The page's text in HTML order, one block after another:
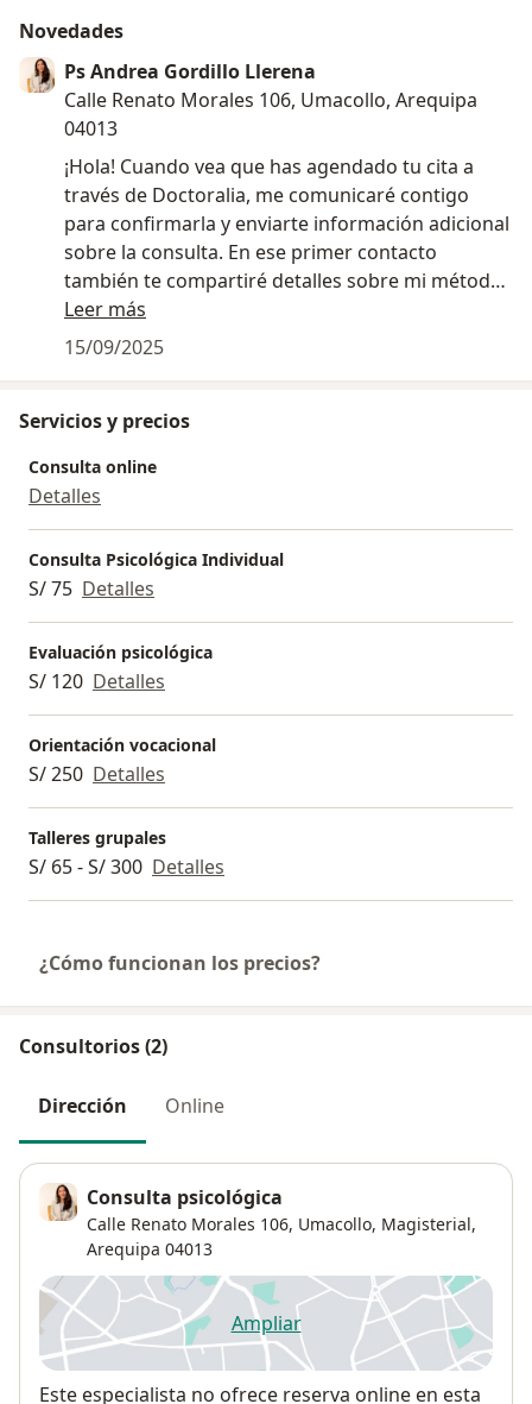
Novedades
Ps Andrea Gordillo Llerena
Calle Renato Morales 106, Umacollo, Arequipa
04013
¡Hola! Cuando vea que has agendado tu cita a
través de Doctoralia, me comunicaré contigo
para confirmarla y enviarte información adicional
sobre la consulta. En ese primer contacto
también te compartiré detalles sobre mi método
de trabajo y la dinámica de las sesiones, para que
cuentes con toda la orientación necesaria antes
Leer más
15/09/2025
Servicios y precios
Consulta online
Detalles
Consulta Psicológica Individual
S/ 75 Detalles
Evaluación psicológica
S/ 120 Detalles
Orientación vocacional
S/ 250 Detalles
Talleres grupales
S/ 65 - S/ 300 Detalles
¿Cómo funcionan los precios?
Consultorios (2)
Dirección Online
Consulta psicológica
Calle Renato Morales 106, Umacollo, Magisterial,
Arequipa 04013
Ampliarse abre en una nueva
Disponibilidad
Este especialista no ofrece reserva online en esta